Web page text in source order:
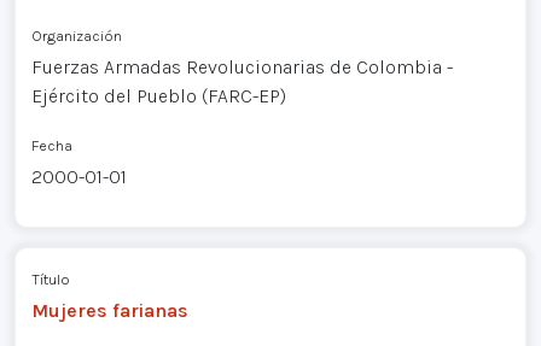
Organización
Fuerzas Armadas Revolucionarias de Colombia -
Ejército del Pueblo (FARC-EP)
Fecha
2000-01-01
Título
Mujeres farianas